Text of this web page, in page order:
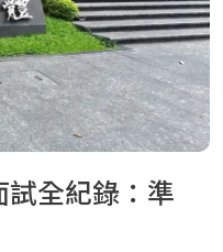
試全紀錄：準